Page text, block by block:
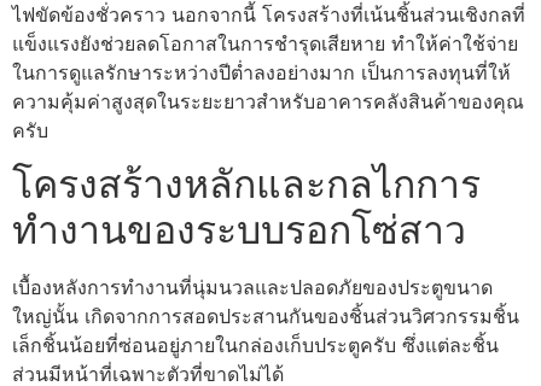
ไฟขัดข้องชั่วคราว นอกจากนี้ โครงสร้างที่เน้นชิ้นส่วนเชิงกลที่
แข็งแรงยังช่วยลดโอกาสในการชำรุดเสียหาย ทำให้ค่าใช้จ่าย
ในการดูแลรักษาระหว่างปีต่ำลงอย่างมาก เป็นการลงทุนที่ให้
ความคุ้มค่าสูงสุดในระยะยาวสำหรับอาคารคลังสินค้าของคุณ
ครับ
โครงสร้างหลักและกลไกการ
ทำงานของระบบรอกโซ่สาว
เบื้องหลังการทำงานที่นุ่มนวลและปลอดภัยของประตูขนาด
ใหญ่นั้น เกิดจากการสอดประสานกันของชิ้นส่วนวิศวกรรมชิ้น
เล็กชิ้นน้อยที่ซ่อนอยู่ภายในกล่องเก็บประตูครับ ซึ่งแต่ละชิ้น
ส่วนมีหน้าที่เฉพาะตัวที่ขาดไม่ได้